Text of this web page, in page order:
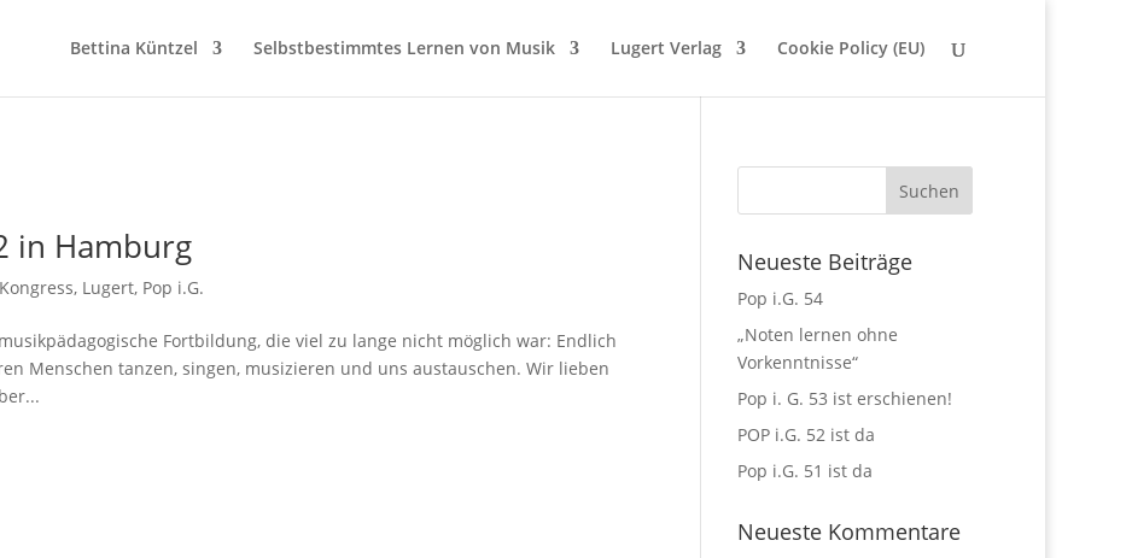
Bettina Küntzel Selbstbestimmtes Lernen von Musik Lugert Verlag Cookie Policy (EU)
in Hamburg
Kongress, Lugert, Pop i.G.
Fortbildung, die viel zu lange nicht möglich war: Endlich
Menschen tanzen, singen, musizieren und uns austauschen. Wir lieben
Neueste Beiträge
Pop i.G. 54
„Noten lernen ohne
Vorkenntnisse“
Pop i. G. 53 ist erschienen!
POP i.G. 52 ist da
Pop i.G. 51 ist da
Neueste Kommentare